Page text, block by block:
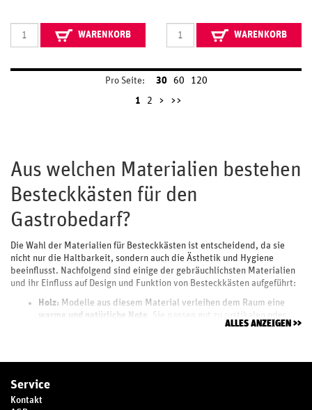
WARENKORB WARENKORB
Pro Seite: 30 60 120
1 2 > >>
Aus welchen Materialien bestehen
Besteckkästen für den
Gastrobedarf?
Die Wahl der Materialien für Besteckkästen ist entscheidend, da sie
nicht nur die Haltbarkeit, sondern auch die Ästhetik und Hygiene
beeinflusst. Nachfolgend sind einige der gebräuchlichsten Materialien
und ihr Einfluss auf Design und Funktion von Besteckkästen aufgeführt:
Holz: Modelle aus diesem Material verleihen dem Raum eine
warme und natürliche Note
. Sie passen gut zu rustikalen oder
traditionellen Einrichtungsstilen. Holz muss regelmäßig gepflegt
ungezwungenes Ambiente. Das Material ist
und fleckenunempfindlich.
ALLES ANZEIGEN
Service
Kontakt